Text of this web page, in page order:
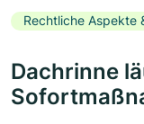
Rechtliche Aspekte
Dachrinne